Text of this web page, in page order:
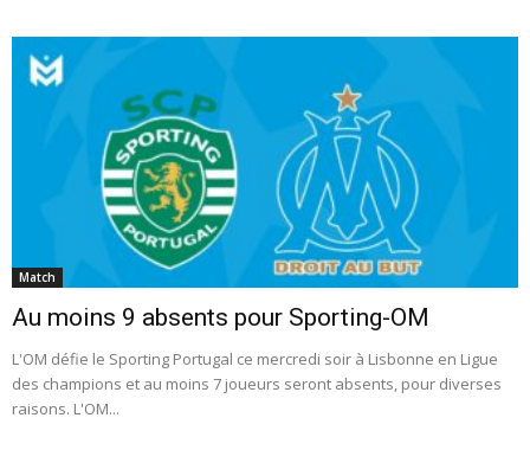
Match
Au moins 9 absents pour Sporting-OM
L'OM défie le Sporting Portugal ce mercredi soir à Lisbonne en Ligue
des champions et au moins 7 joueurs seront absents, pour diverses
raisons. L'OM...